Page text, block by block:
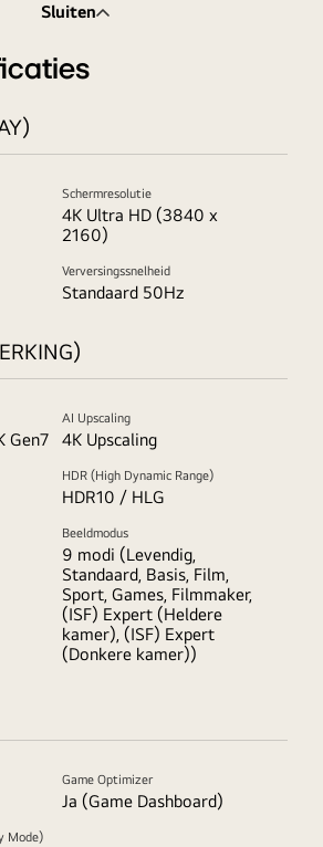
Sluiten
Schermresolutie
4K Ultra HD (3840 x
2160)
Verversingssnelheid
Standaard 50Hz
Gen7
AI Upscaling
4K Upscaling
HDR (High Dynamic Range)
HDR10 / HLG
Beeldmodus
9 modi (Levendig,
Standaard, Basis, Film,
Sport, Games, Filmmaker,
(ISF) Expert (Heldere
kamer), (ISF) Expert
(Donkere kamer))
Game Optimizer
Ja (Game Dashboard)
Mode)